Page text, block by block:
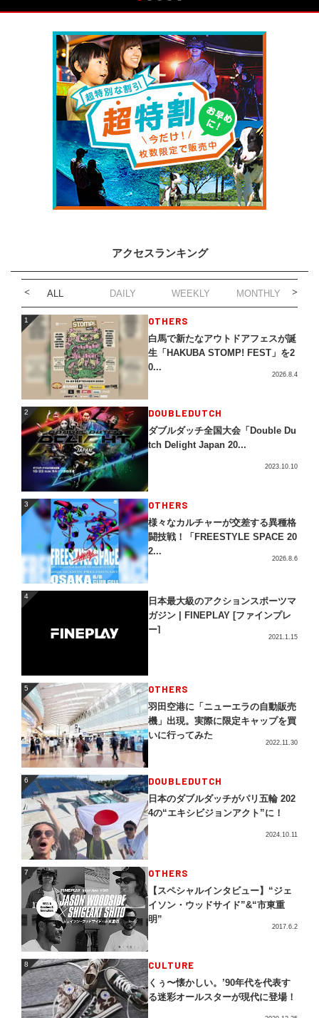
アクセスランキング
ALL DAILY WEEKLY MONTHLY
1 OTHERS
白馬で新たなアウトドアフェスが誕
生「HAKUBA STOMP! FEST」を2
0...
2026.8.4
2 DOUBLEDUTCH
ダブルダッチ全国大会「Double Du
tch Delight Japan 20...
2023.10.10
3 OTHERS
様々なカルチャーが交差する異種格
闘技戦！「FREESTYLE SPACE 20
2...
2026.8.6
4
日本最大級のアクションスポーツマ
ガジン | FINEPLAY [ファインプレ
ー]
2021.1.15
5 OTHERS
羽田空港に「ニューエラの自動販売
機」出現。実際に限定キャップを買
いに行ってみた
2022.11.30
6 DOUBLEDUTCH
日本のダブルダッチがパリ五輪 202
4の“エキシビジョンアクト”に！
2024.10.11
7 OTHERS
【スペシャルインタビュー】“ジェ
イソン・ウッドサイド”&“市東重
明”
2017.6.2
8 CULTURE
くぅ〜懐かしい。’90年代を代表す
る迷彩オールスターが現代に登場！